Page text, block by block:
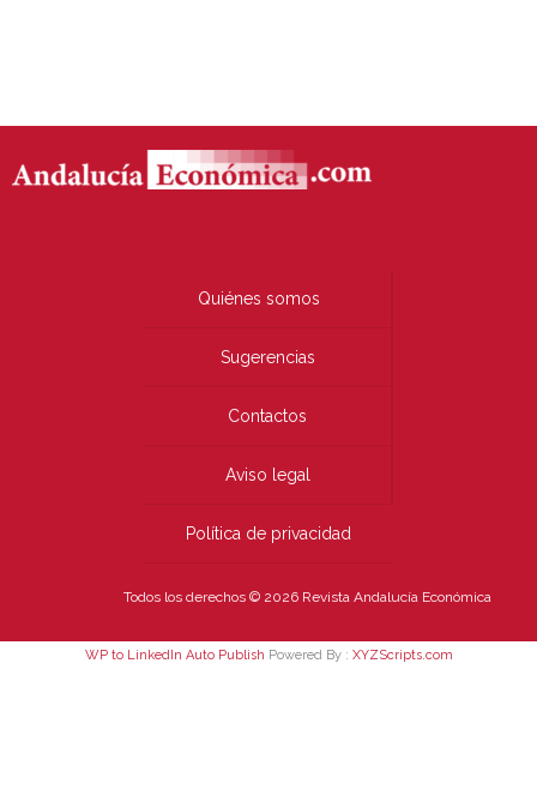
Quiénes somos
Sugerencias
Contactos
Aviso legal
Política de privacidad
Todos los derechos © 2026 Revista Andalucía Económica
WP to LinkedIn Auto Publish Powered By : XYZScripts.com